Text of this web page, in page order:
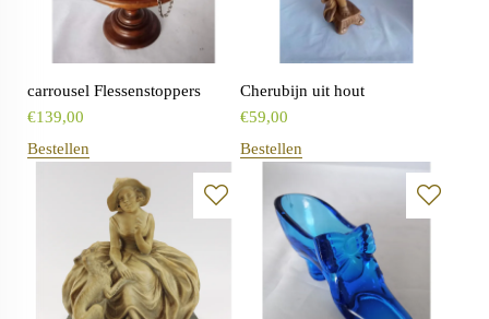
carrousel Flessenstoppers
€139,00
Bestellen
Cherubijn uit hout
€59,00
Bestellen